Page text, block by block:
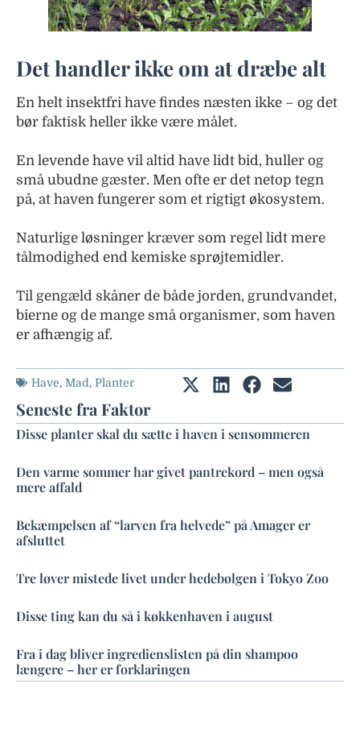
Det handler ikke om at dræbe alt
En helt insektfri have findes næsten ikke – og det
bør faktisk heller ikke være målet.
En levende have vil altid have lidt bid, huller og
små ubudne gæster. Men ofte er det netop tegn
på, at haven fungerer som et rigtigt økosystem.
Naturlige løsninger kræver som regel lidt mere
tålmodighed end kemiske sprøjtemidler.
Til gengæld skåner de både jorden, grundvandet,
bierne og de mange små organismer, som haven
er afhængig af.
Have, Mad , Planter
Seneste fra Faktor
Disse planter skal du sætte i haven i sensommeren
Den varme sommer har givet pantrekord – men også
mere affald
Bekæmpelsen af “larven fra helvede” på Amager er
afsluttet
Tre løver mistede livet under hedebølgen i Tokyo Zoo
Disse ting kan du så i køkkenhaven i august
Fra i dag bliver ingredienslisten på din shampoo
længere – her er forklaringen